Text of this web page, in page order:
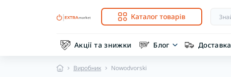
Каталог товарів
Акції та знижки Блог Доставка
Виробник Nowodvorski